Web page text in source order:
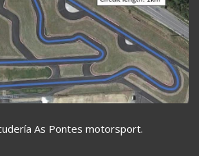
As Pontes motorsport.